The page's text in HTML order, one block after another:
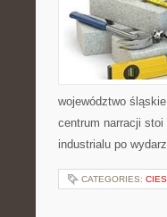
województwo
centrum narracji
industrialu po
CATEGORIES: